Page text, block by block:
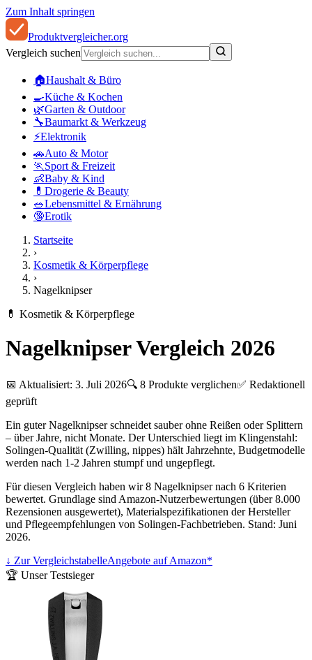
Zum Inhalt springen
Produktvergleicher.org
Vergleich suchen
🏠Haushalt & Büro
🍳Küche & Kochen
🌿Garten & Outdoor
🔧Baumarkt & Werkzeug
⚡Elektronik
🚗Auto & Motor
🏃 Sport & Freizeit
👶Baby & Kind
💊 Drogerie & Beauty
🥗Lebensmittel & Ernährung
🔞Erotik
Startseite
›
Kosmetik & Körperpflege
›
Nagelknipser
💊 Kosmetik & Körperpflege
Nagelknipser Vergleich 2026
📅 Aktualisiert: 3. Juli 2026🔍 8 Produkte verglichen✅ Redaktionell
geprüft
Ein guter Nagelknipser schneidet sauber ohne Reißen oder Splittern
– über Jahre, nicht Monate. Der Unterschied liegt im Klingenstahl:
Solingen-Qualität (Zwilling, nippes) hält Jahrzehnte, Budgetmodelle
werden nach 1-2 Jahren stumpf und ungepflegt.
Für diesen Vergleich haben wir 8 Nagelknipser nach 6 Kriterien
bewertet. Grundlage sind Amazon-Nutzerbewertungen (über 8.000
Rezensionen ausgewertet), Materialspezifikationen der Hersteller
und Pflegeempfehlungen von Solingen-Fachbetrieben. Stand: Juni
2026.
↓ Zur VergleichstabelleAngebote auf Amazon*
🏆 Unser Testsieger